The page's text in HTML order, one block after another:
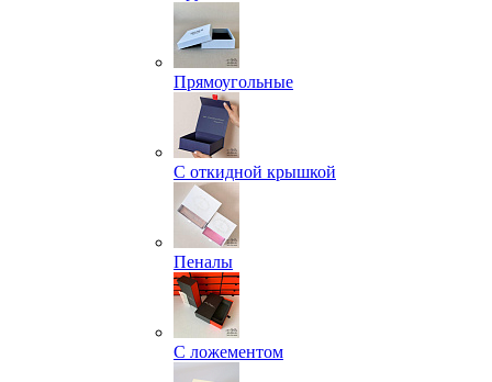
Прямоугольные
С откидной крышкой
Пеналы
С ложементом